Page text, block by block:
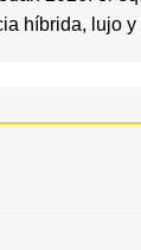
híbrida, lujo